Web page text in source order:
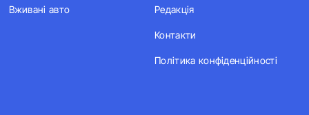
Вживані авто Редакція
Контакти
Політика конфіденційності